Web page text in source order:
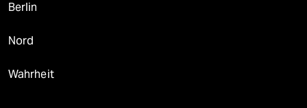
Berlin
Nord
Wahrheit